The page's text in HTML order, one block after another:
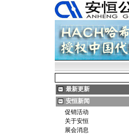
最新更新
安恒新闻
促销活动
关于安恒
展会消息